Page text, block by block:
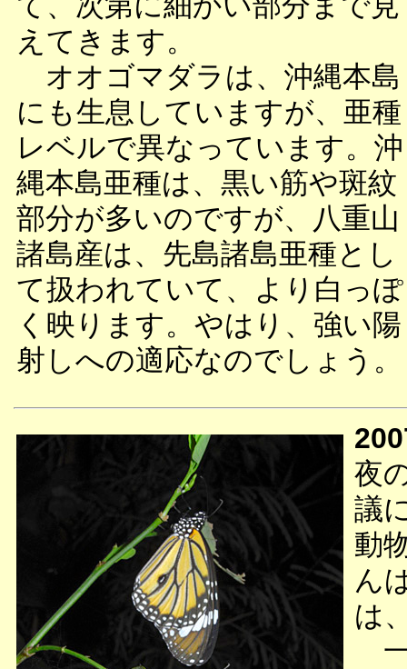
えてきます。
オオゴマダラは、沖縄本島
にも生息していますが、亜種
レベルで異なっています。沖
縄本島亜種は、黒い筋や斑紋
部分が多いのですが、八重山
諸島産は、先島諸島亜種とし
て扱われていて、より白っぽ
く映ります。やはり、強い陽
射しへの適応なのでしょう。
夜
議
動
ん
は